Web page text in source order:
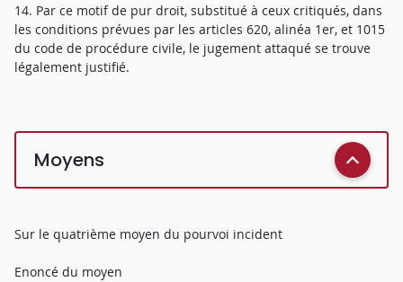
14. Par ce motif de pur droit, substitué à ceux critiqués, dans
les conditions prévues par les articles 620, alinéa 1er, et 1015
du code de procédure civile, le jugement attaqué se trouve
légalement justifié.
Moyens
Sur le quatrième moyen du pourvoi incident
Enoncé du moyen